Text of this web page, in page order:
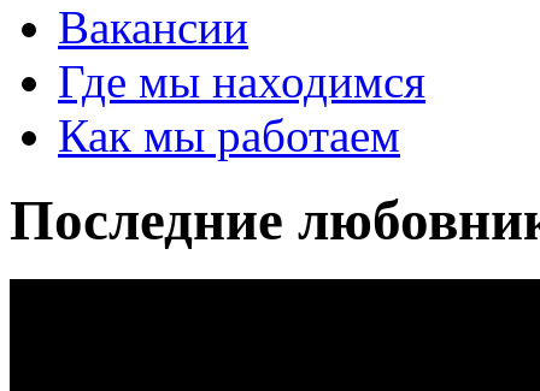
Вакансии
Где мы находимся
Как мы работаем
Последние